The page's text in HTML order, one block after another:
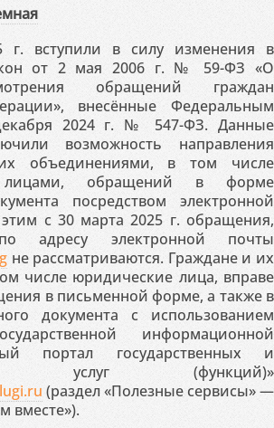
г. вступили в силу изменения в
от 2 мая 2006 г. № 59-ФЗ «О
обращений граждан
внесённые Федеральным
2024 г. № 547-ФЗ. Данные
возможность направления
объединениями, в том числе
лицами, обращений в форме
посредством электронной
с 30 марта 2025 г. обращения,
адресу электронной почты
не рассматриваются. Граждане и их
числе юридические лица, вправе
в письменной форме, а также в
документа с использованием
информационной
портал государственных и
услуг (функций)»
(раздел «Полезные сервисы» —
вместе»).